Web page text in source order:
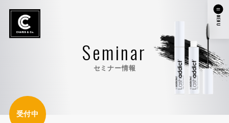
MENU
Seminar
セミナー情報
受付中